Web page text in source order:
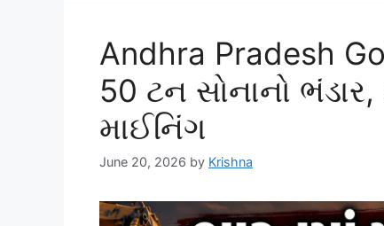
Andhra Pradesh
50 ટન સોનાનો
માઈનિંગ
June 20, 2026 by Krishna